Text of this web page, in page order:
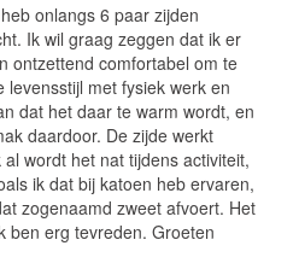
onlangs 6 paar zijden
Ik wil graag zeggen dat ik er
ontzettend comfortabel om te
met fysiek werk en
dat het daar te warm wordt, en
daardoor. De zijde werkt
wordt het nat tijdens activiteit,
ik dat bij katoen heb ervaren,
zogenaamd zweet afvoert. Het
erg tevreden. Groeten